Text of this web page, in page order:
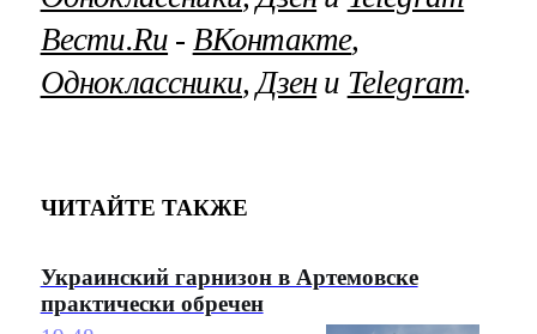
Вести.Ru ‐ ВКонтакте,
Одноклассники,Дзени Telegram.
ЧИТАЙТЕ ТАКЖЕ
Украинский гарнизон в Артемовске
практически обречен